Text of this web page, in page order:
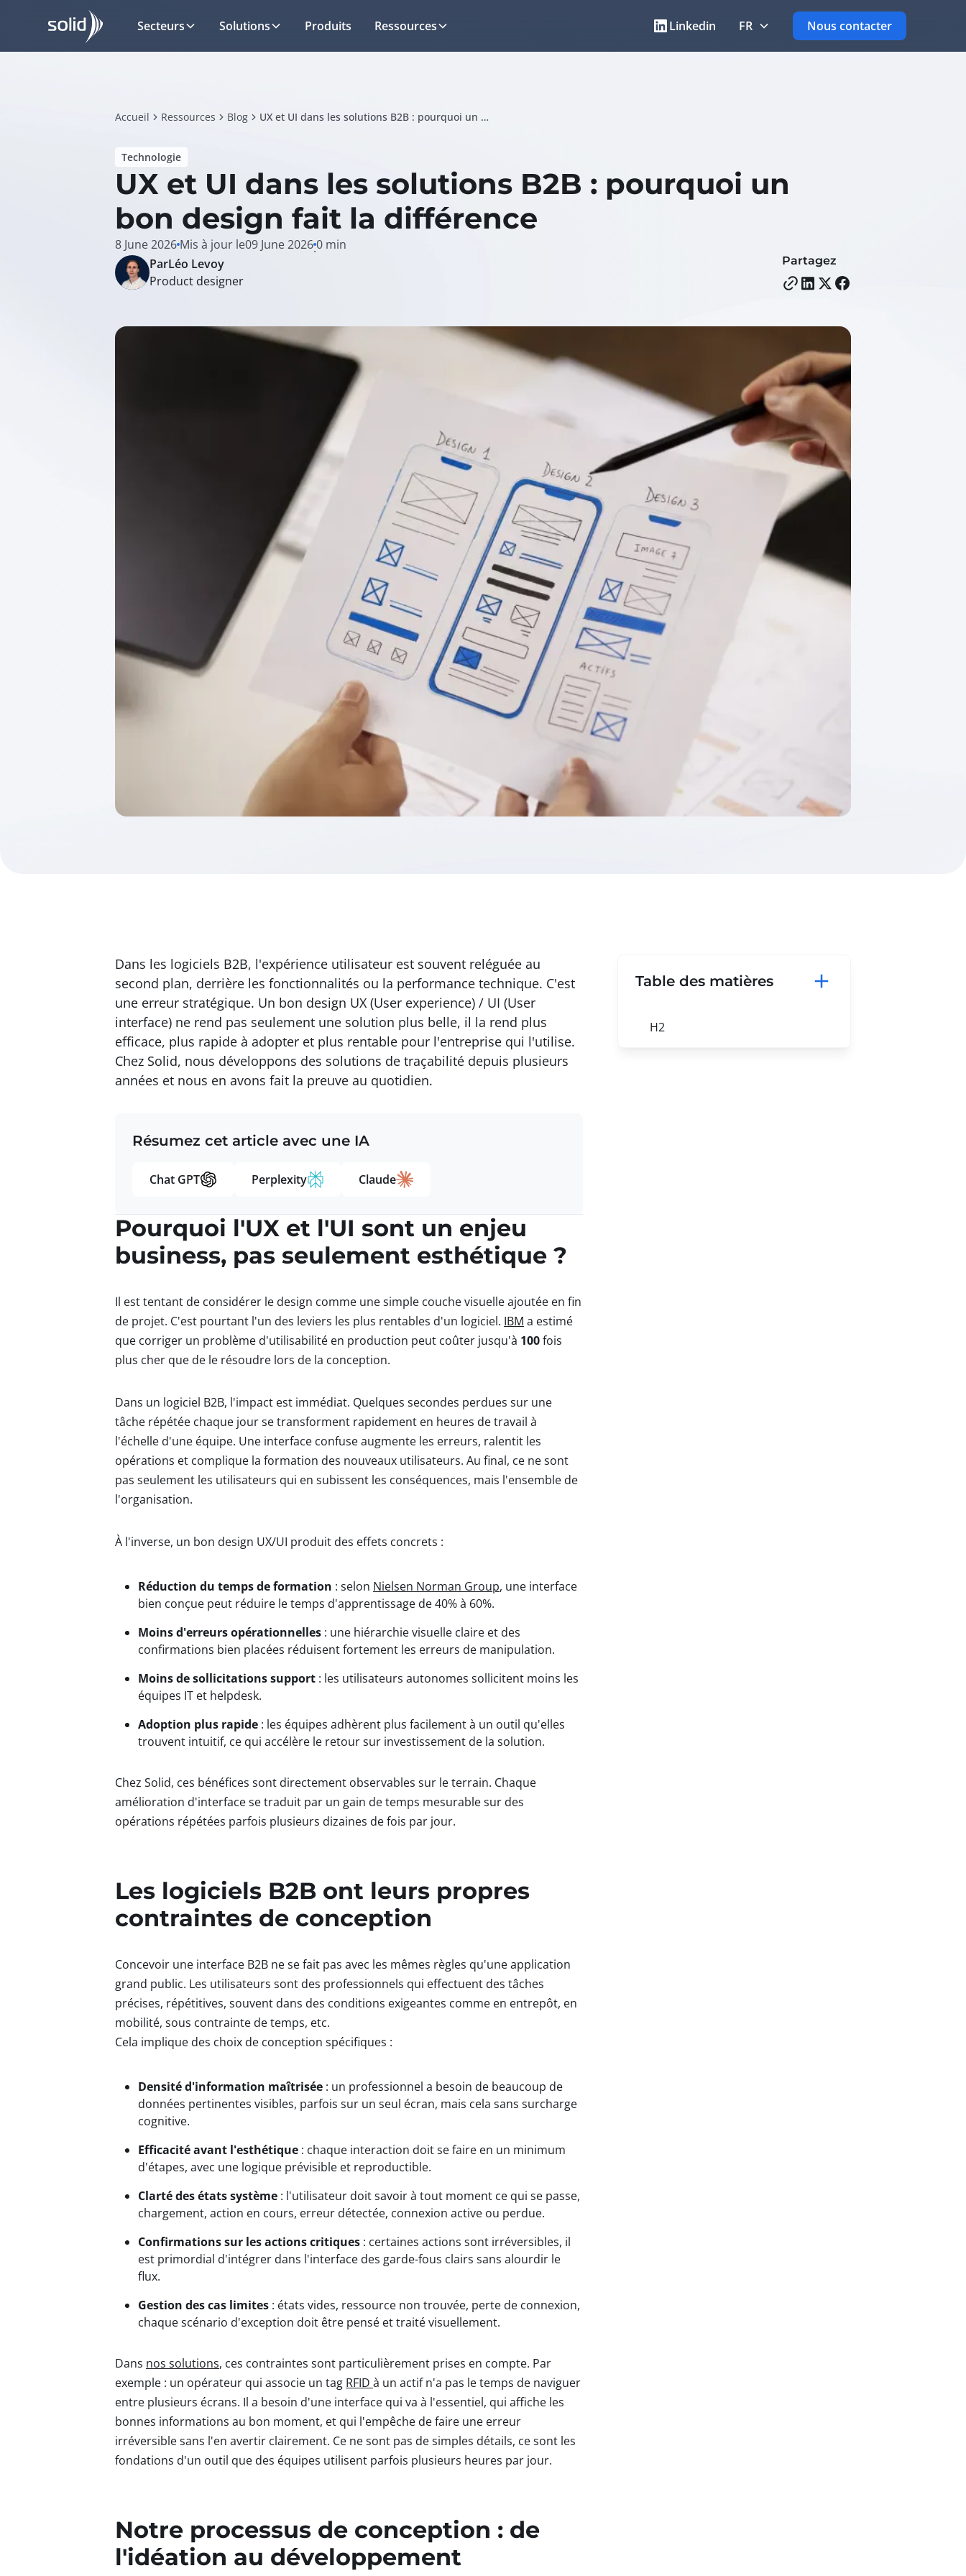
Secteurs Solutions Produits Ressources Linkedin FR Nous contacter
Accueil Ressources Blog UX et UI dans les solutions B2B : pourquoi un bon design fait la différence
Technologie
UX et UI dans les solutions B2B : pourquoi un
bon design fait la différence
8 June 2026 Mis à jour le09 June 2026·0 min
ParLéo Levoy
Product designer
Partagez
Dans les logiciels B2B, l'expérience utilisateur est souvent reléguée au
second plan, derrière les fonctionnalités ou la performance technique. C'est
une erreur stratégique. Un bon design UX (User experience) / UI (User
interface) ne rend pas seulement une solution plus belle, il la rend plus
efficace, plus rapide à adopter et plus rentable pour l'entreprise qui l'utilise.
Chez Solid, nous développons des solutions de traçabilité depuis plusieurs
années et nous en avons fait la preuve au quotidien.
Résumez cet article avec une IA
Chat GPT Perplexity Claude
Pourquoi l'UX et l'UI sont un enjeu
business, pas seulement esthétique ?
Il est tentant de considérer le design comme une simple couche visuelle ajoutée en fin
de projet. C'est pourtant l'un des leviers les plus rentables d'un logiciel. IBM a estimé
que corriger un problème d'utilisabilité en production peut coûter jusqu'à 100fois
plus cher que de le résoudre lors de la conception.
Dans un logiciel B2B, l'impact est immédiat. Quelques secondes perdues sur une
tâche répétée chaque jour se transforment rapidement en heures de travail à
l'échelle d'une équipe. Une interface confuse augmente les erreurs, ralentit les
opérations et complique la formation des nouveaux utilisateurs. Au final, ce ne sont
pas seulement les utilisateurs qui en subissent les conséquences, mais l'ensemble de
l'organisation.
À l'inverse, un bon design UX/UI produit des effets concrets :
Réduction du temps de formation : selon Nielsen Norman Group, une interface
bien conçue peut réduire le temps d'apprentissage de 40% à 60%.
Moins d'erreurs opérationnelles : une hiérarchie visuelle claire et des
confirmations bien placées réduisent fortement les erreurs de manipulation.
Moins de sollicitations support : les utilisateurs autonomes sollicitent moins les
équipes IT et helpdesk.
Adoption plus rapide : les équipes adhèrent plus facilement à un outil qu'elles
trouvent intuitif, ce qui accélère le retour sur investissement de la solution.
Chez Solid, ces bénéfices sont directement observables sur le terrain. Chaque
amélioration d'interface se traduit par un gain de temps mesurable sur des
opérations répétées parfois plusieurs dizaines de fois par jour.
Les logiciels B2B ont leurs propres
contraintes de conception
Concevoir une interface B2B ne se fait pas avec les mêmes règles qu'une application
grand public. Les utilisateurs sont des professionnels qui effectuent des tâches
précises, répétitives, souvent dans des conditions exigeantes comme en entrepôt, en
mobilité, sous contrainte de temps, etc.
Cela implique des choix de conception spécifiques :
Densité d'information maîtrisée : un professionnel a besoin de beaucoup de
données pertinentes visibles, parfois sur un seul écran, mais cela sans surcharge
cognitive.
Efficacité avant l'esthétique : chaque interaction doit se faire en un minimum
d'étapes, avec une logique prévisible et reproductible.
Clarté des états système : l'utilisateur doit savoir à tout moment ce qui se passe,
chargement, action en cours, erreur détectée, connexion active ou perdue.
Confirmations sur les actions critiques : certaines actions sont irréversibles, il
est primordial d'intégrer dans l'interface des garde-fous clairs sans alourdir le
flux.
Gestion des cas limites : états vides, ressource non trouvée, perte de connexion,
chaque scénario d'exception doit être pensé et traité visuellement.
Dans nos solutions, ces contraintes sont particulièrement prises en compte. Par
exemple : un opérateur qui associe un tag RFID à un actif n'a pas le temps de naviguer
entre plusieurs écrans. Il a besoin d'une interface qui va à l'essentiel, qui affiche les
bonnes informations au bon moment, et qui l'empêche de faire une erreur
irréversible sans l'en avertir clairement. Ce ne sont pas de simples détails, ce sont les
fondations d'un outil que des équipes utilisent parfois plusieurs heures par jour.
Notre processus de conception : de
l'idéation au développement
Table des matières
H2